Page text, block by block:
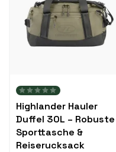
Highlander Hauler
Duffel 30L – Robuste
Sporttasche &
Reiserucksack